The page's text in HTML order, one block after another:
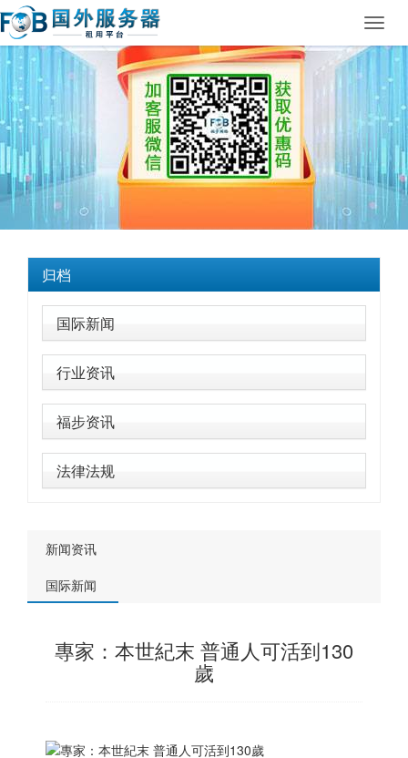
归档
国际新闻
行业资讯
福步资讯
法律法规
新闻资讯
国际新闻
專家：本世紀末 普通人可活到130
歲